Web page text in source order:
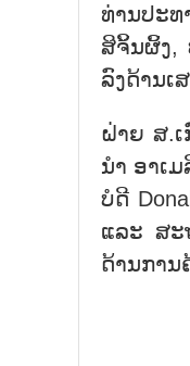
ທ່ານ​ປະ​ທ
ສິ​ຈິ້ນ​ຜິ້ງ,
ລົງ​ດ້ານ​ເ
ຝ່າຍ ສ.ເ
ນຳ ອາ​ເ
ບໍ​ດີ
ແລະ ສະ​
ດ້ານ​ການ​